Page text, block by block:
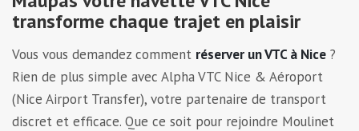
transforme chaque trajet en plaisir
Vous vous demandez comment réserver un VTC à Nice ?
Rien de plus simple avec Alpha VTC Nice & Aéroport
(Nice Airport Transfer), votre partenaire de transport
discret et efficace. Que ce soit pour rejoindre Moulinet